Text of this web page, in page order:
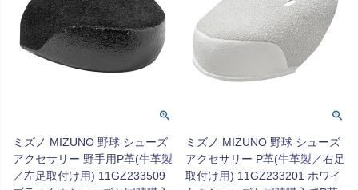
ミズノ MIZUNO 野球 シューズ
アクセサリー 野手用P革(牛革製
／左足取付け用) 11GZ233509
ミズノ MIZUNO 野球 シューズ
アクセサリー P革(牛革製／右足
取付け用) 11GZ233201 ホワイ